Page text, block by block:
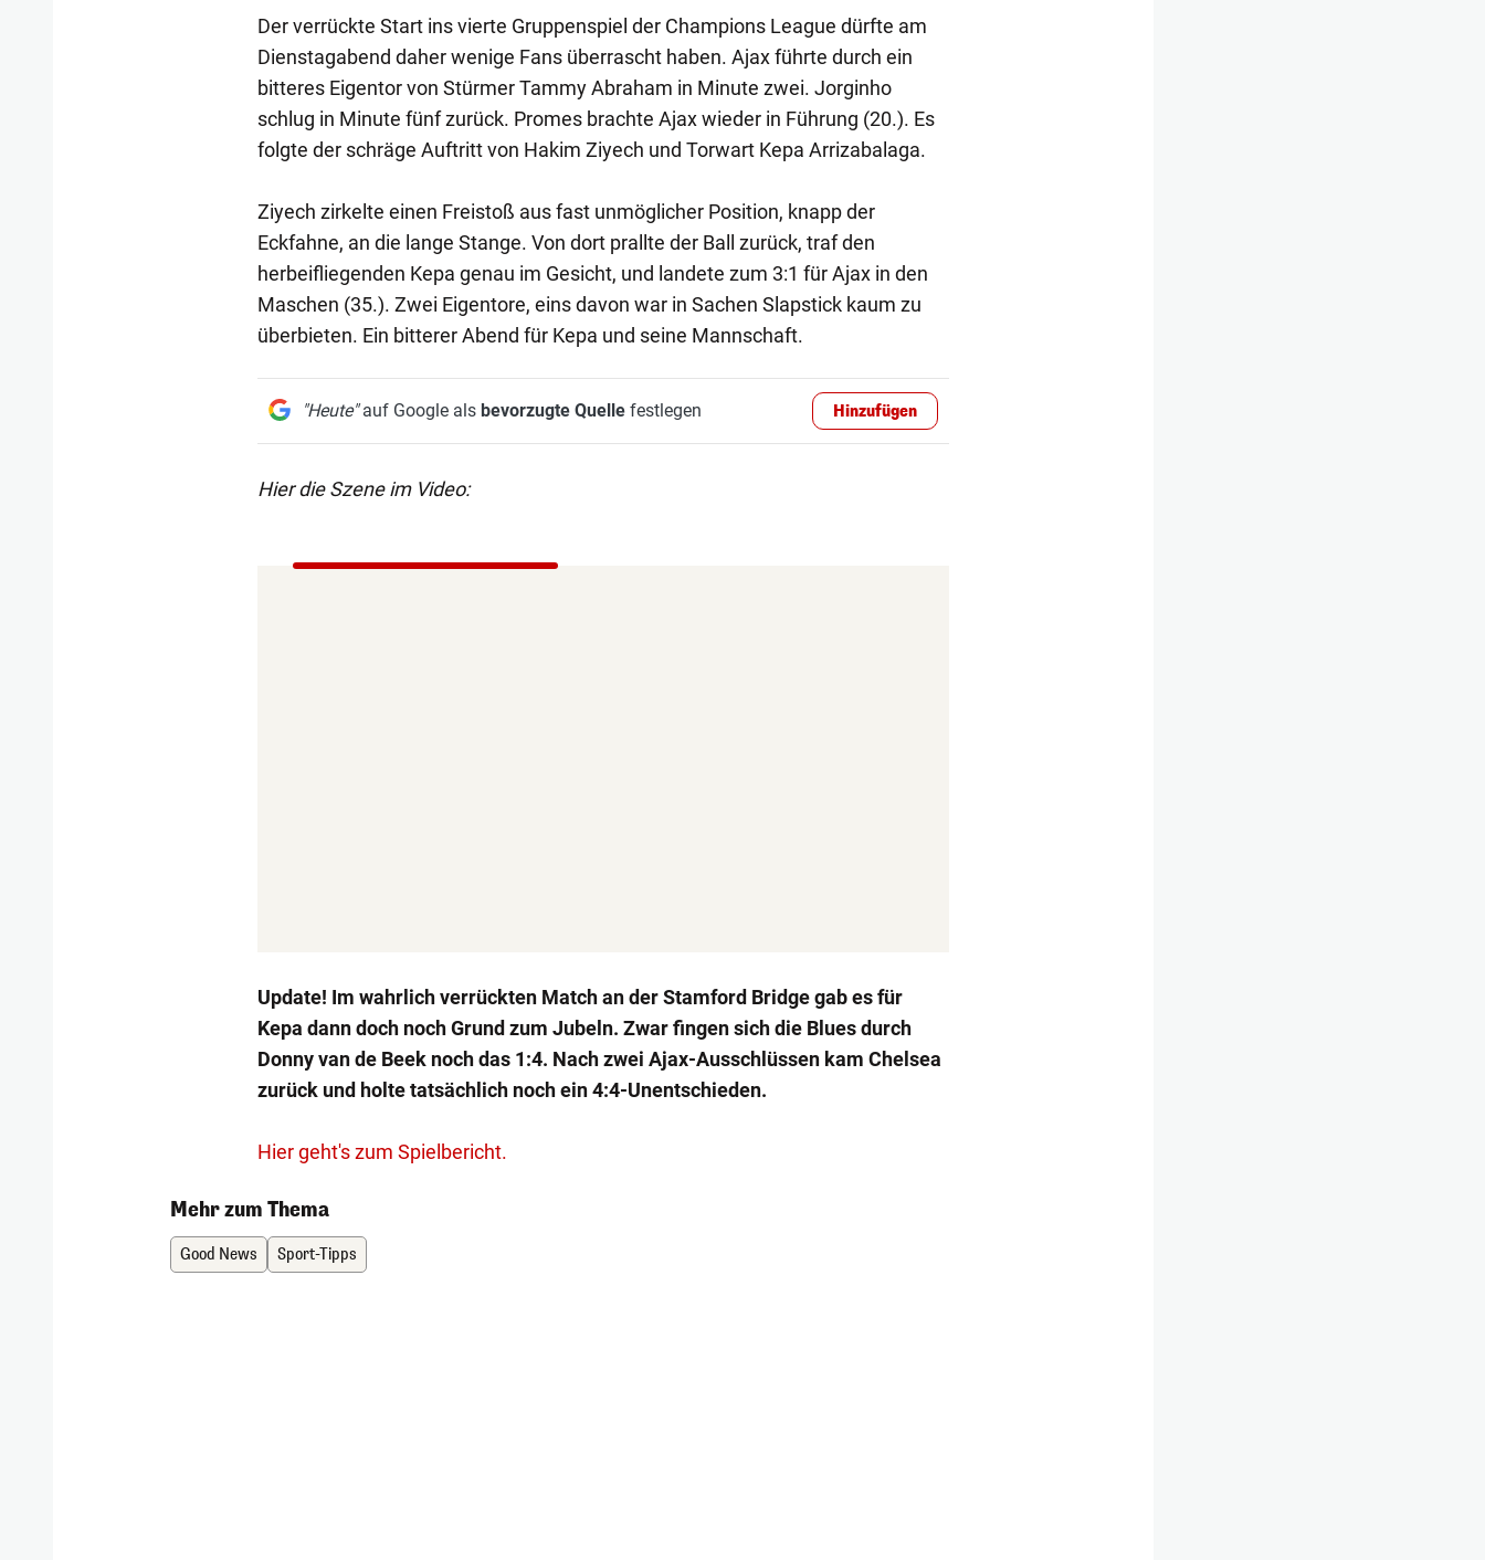
Der verrückte Start ins vierte Gruppenspiel der Champions League dürfte am
Dienstagabend daher wenige Fans überrascht haben. Ajax führte durch ein
bitteres Eigentor von Stürmer Tammy Abraham in Minute zwei. Jorginho
schlug in Minute fünf zurück. Promes brachte Ajax wieder in Führung (20.). Es
folgte der schräge Auftritt von Hakim Ziyech und Torwart Kepa Arrizabalaga.
Ziyech zirkelte einen Freistoß aus fast unmöglicher Position, knapp der
Eckfahne, an die lange Stange. Von dort prallte der Ball zurück, traf den
herbeifliegenden Kepa genau im Gesicht, und landete zum 3:1 für Ajax in den
Maschen (35.). Zwei Eigentore, eins davon war in Sachen Slapstick kaum zu
überbieten. Ein bitterer Abend für Kepa und seine Mannschaft.
"Heute"auf Google als bevorzugte Quellefestlegen Hinzufügen
Hier die Szene im Video:
Update! Im wahrlich verrückten Match an der Stamford Bridge gab es für
Kepa dann doch noch Grund zum Jubeln. Zwar fingen sich die Blues durch
Donny van de Beek noch das 1:4. Nach zwei Ajax-Ausschlüssen kam Chelsea
zurück und holte tatsächlich noch ein 4:4-Unentschieden.
Hier geht's zum Spielbericht.
Mehr zum Thema
Good News Sport-Tipps